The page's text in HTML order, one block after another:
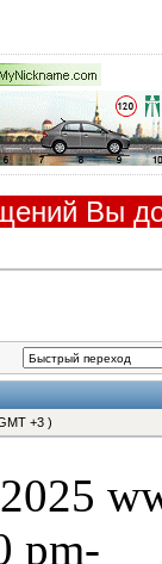
Вы
+3 )
pm-